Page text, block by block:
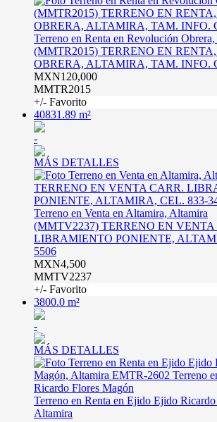
Terreno en Renta en Revolución
(MMTR2015) TERRENO EN
OBRERA, ALTAMIRA, TAM. INFO.
MXN120,000
MMTR2015
+/- Favorito
40831.89 m²
-
MÁS DETALLES
Terreno en Venta en Altamira, Altamira
(MMTV2237) TERRENO EN VENTA
LIBRAMIENTO PONIENTE,
5506
MXN4,500
MMTV2237
+/- Favorito
3800.0 m²
-
MÁS DETALLES
Terreno en Renta en Ejido Ejido
Altamira